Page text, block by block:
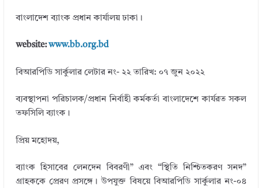
বাংলাদেশ ব্যাংক প্রধান কার্যালয় ঢাকা।
website:www.bb.org.bd
বিআরপিডি সার্কুলার লেটার নং- ২২তারিখ: ০৭ জুন ২০২২
ব্যবস্থাপনা পরিচালক/প্রধান নির্বাহী কর্মকর্তা বাংলাদেশে কার্যরত সকল
তফসিলি ব্যাংক।
প্রিয় মহােদয়,
ব্যাংক হিসাবের লেনদেন বিবরণী” এবং “স্থিতি নিশ্চিতকরণ সনদ”
গ্রাহককে প্রেরণ প্রসঙ্গে। উপযুক্ত বিষয়ে বিআরপিডি সার্কুলার নং-০৪